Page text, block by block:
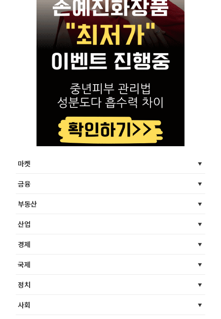
마켓
금융
부동산
산업
경제
국제
정치
사회